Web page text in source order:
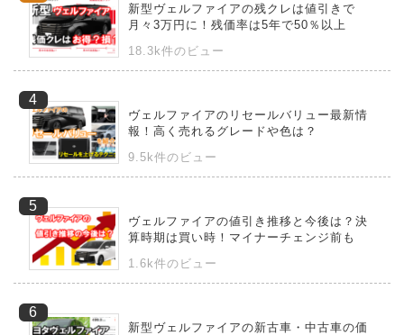
新型ヴェルファイアの残クレは値引きで
月々3万円に！残価率は5年で50％以上
18.3k件のビュー
ヴェルファイアのリセールバリュー最新情
報！高く売れるグレードや色は？
9.5k件のビュー
ヴェルファイアの値引き推移と今後は？決
算時期は買い時！マイナーチェンジ前も
1.6k件のビュー
新型ヴェルファイアの新古車・中古車の価